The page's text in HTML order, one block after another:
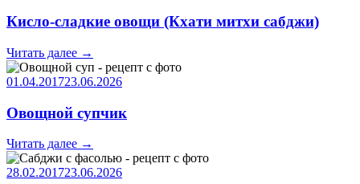
Кисло-сладкие овощи (Кхати митхи сабджи)
Читать далее →
01.04.201723.06.2026
Овощной супчик
Читать далее →
28.02.201723.06.2026